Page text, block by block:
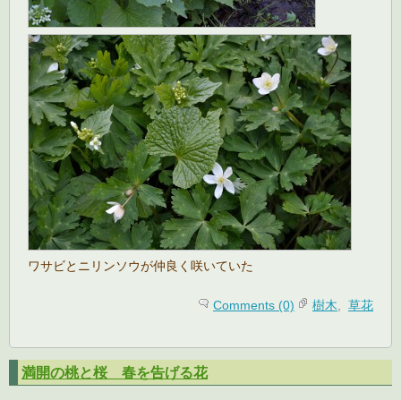
ワサビとニリンソウが仲良く咲いていた
Comments (0) 樹木, 草花
満開の桃と桜 春を告げる花